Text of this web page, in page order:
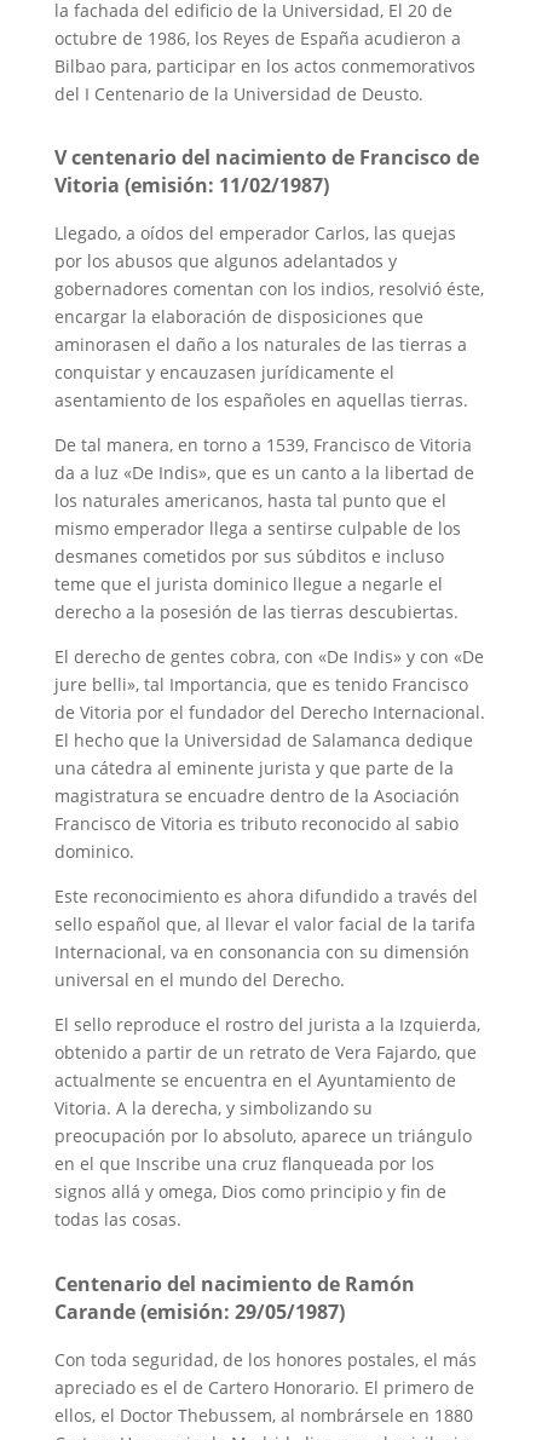
la fachada del edificio de la Universidad, El 20 de
octubre de 1986, los Reyes de España acudieron a
Bilbao para, participar en los actos conmemorativos
del I Centenario de la Universidad de Deusto.
V centenario del nacimiento de Francisco de
Vitoria (emisión: 11/02/1987)
Llegado, a oídos del emperador Carlos, las quejas
por los abusos que algunos adelantados y
gobernadores comentan con los indios, resolvió éste,
encargar la elaboración de disposiciones que
aminorasen el daño a los naturales de las tierras a
conquistar y encauzasen jurídicamente el
asentamiento de los españoles en aquellas tierras.
De tal manera, en torno a 1539, Francisco de Vitoria
da a luz «De Indis», que es un canto a la libertad de
los naturales americanos, hasta tal punto que el
mismo emperador llega a sentirse culpable de los
desmanes cometidos por sus súbditos e incluso
teme que el jurista dominico llegue a negarle el
derecho a la posesión de las tierras descubiertas.
El derecho de gentes cobra, con «De Indis» y con «De
jure belli», tal Importancia, que es tenido Francisco
de Vitoria por el fundador del Derecho Internacional.
El hecho que la Universidad de Salamanca dedique
una cátedra al eminente jurista y que parte de la
magistratura se encuadre dentro de la Asociación
Francisco de Vitoria es tributo reconocido al sabio
dominico.
Este reconocimiento es ahora difundido a través del
sello español que, al llevar el valor facial de la tarifa
Internacional, va en consonancia con su dimensión
universal en el mundo del Derecho.
El sello reproduce el rostro del jurista a la Izquierda,
obtenido a partir de un retrato de Vera Fajardo, que
actualmente se encuentra en el Ayuntamiento de
Vitoria. A la derecha, y simbolizando su
preocupación por lo absoluto, aparece un triángulo
en el que Inscribe una cruz flanqueada por los
signos allá y omega, Dios como principio y fin de
todas las cosas.
Centenario del nacimiento de Ramón
Carande (emisión: 29/05/1987)
Con toda seguridad, de los honores postales, el más
apreciado es el de Cartero Honorario. El primero de
ellos, el Doctor Thebussem, al nombrársele en 1880